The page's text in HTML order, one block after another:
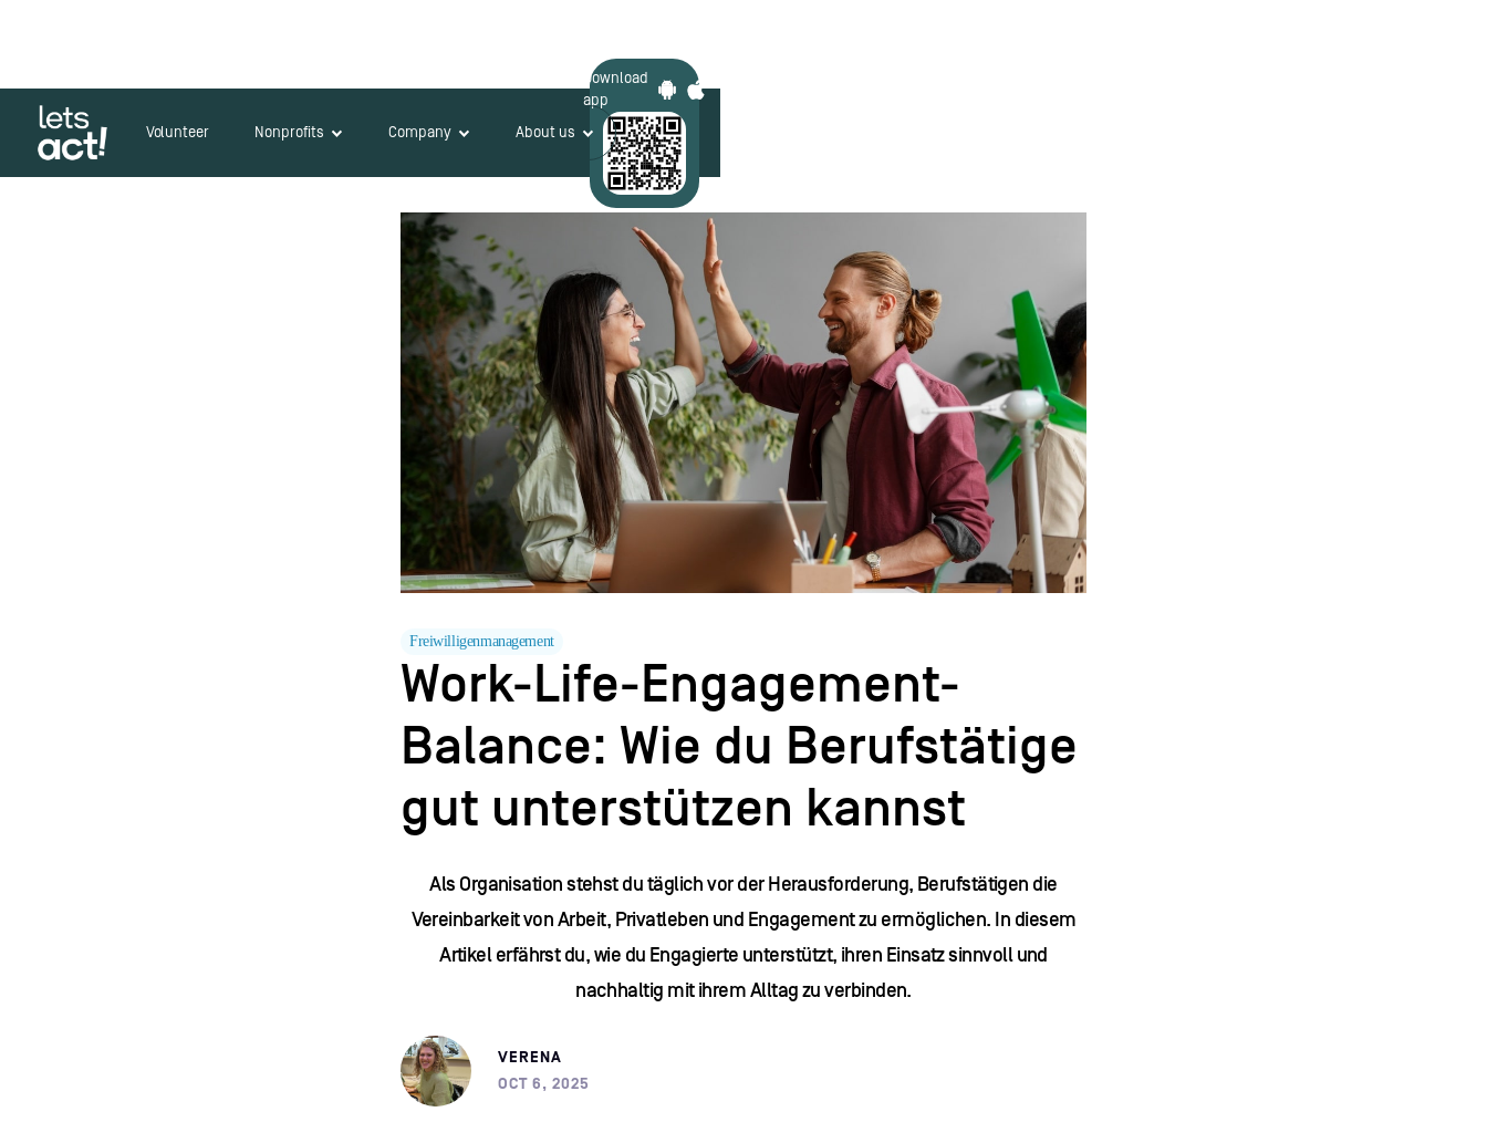
Volunteer Nonprofits Company About us Login
Download
app
Freiwilligenmanagement
Work-Life-Engagement-
Balance: Wie du Berufstätige
gut unterstützen kannst
Als Organisation stehst du täglich vor der Herausforderung, Berufstätigen die
Vereinbarkeit von Arbeit, Privatleben und Engagement zu ermöglichen. In diesem
Artikel erfährst du, wie du Engagierte unterstützt, ihren Einsatz sinnvoll und
nachhaltig mit ihrem Alltag zu verbinden.
VERENA
OCT 6, 2025